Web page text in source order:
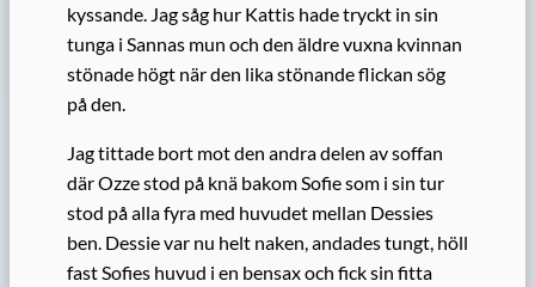
kyssande. Jag såg hur Kattis hade tryckt in sin
tunga i Sannas mun och den äldre vuxna kvinnan
stönade högt när den lika stönande flickan sög
på den.
Jag tittade bort mot den andra delen av soffan
där Ozze stod på knä bakom Sofie som i sin tur
stod på alla fyra med huvudet mellan Dessies
ben. Dessie var nu helt naken, andades tungt, höll
fast Sofies huvud i en bensax och fick sin fitta